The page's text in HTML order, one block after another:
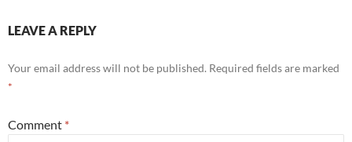
LEAVE A REPLY
Your email address will not be published. Required fields are marked
*
Comment *